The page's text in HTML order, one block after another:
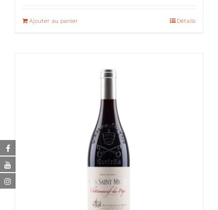
Ajouter au panier Détails